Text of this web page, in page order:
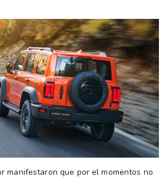
manifestaron que por el momentos no